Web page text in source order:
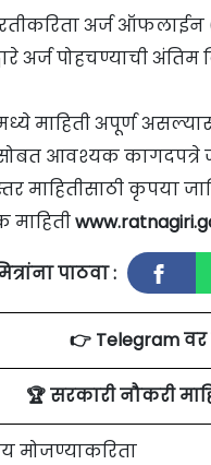
अर्ज ऑफलाईन
अर्ज पोहचण्याची
माहिती अपूर्ण
आवश्यक कागदपत्रे
माहितीसाठी कृपया
माहिती
पाठवा :
👉 Telegram
🏆 सरकारी नौकरी
मोजण्याकरिता